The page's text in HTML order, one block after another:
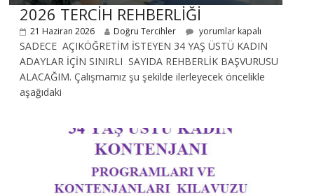
2026 TERCİH REHBERLİĞİ
21 Haziran 2026 Doğru Tercihler yorumlar kapalı
SADECE AÇIKÖĞRETİM İSTEYEN 34 YAŞ ÜSTÜ KADIN
ADAYLAR İÇİN SINIRLI SAYIDA REHBERLİK BAŞVURUSU
ALACAĞIM. Çalışmamız şu şekilde ilerleyecek öncelikle
aşağıdaki